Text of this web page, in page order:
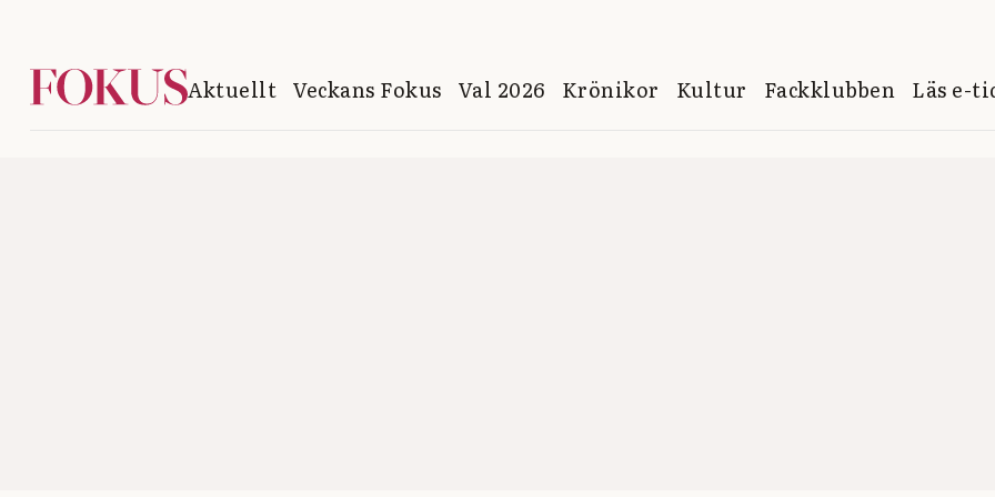
Aktuellt Veckans Fokus Val 2026 Krönikor Kultur Fackklubben Läs e-